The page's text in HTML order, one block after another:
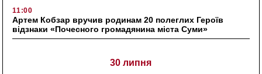
11:00
Артем Кобзар вручив родинам 20 полеглих Героїв
відзнаки «Почесного громадянина міста Суми»
30 липня